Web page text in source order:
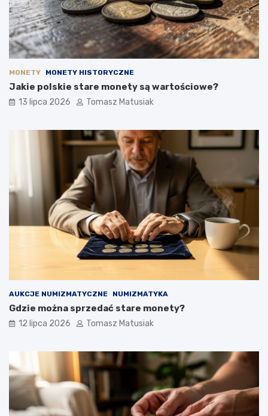
MONETY MONETY HISTORYCZNE
Jakie polskie stare monety są wartościowe?
13 lipca 2026 Tomasz Matusiak
AUKCJE NUMIZMATYCZNE NUMIZMATYKA
Gdzie można sprzedać stare monety?
12 lipca 2026 Tomasz Matusiak